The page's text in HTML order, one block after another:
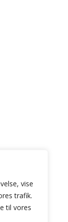
vise
trafik.
til vores